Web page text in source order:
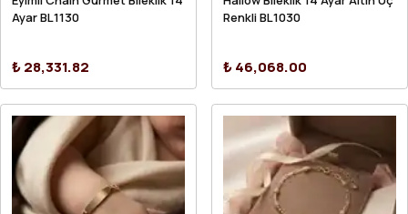
Ayar BL1130
₺ 28,331.82
Renkli BL1030
₺ 46,068.00